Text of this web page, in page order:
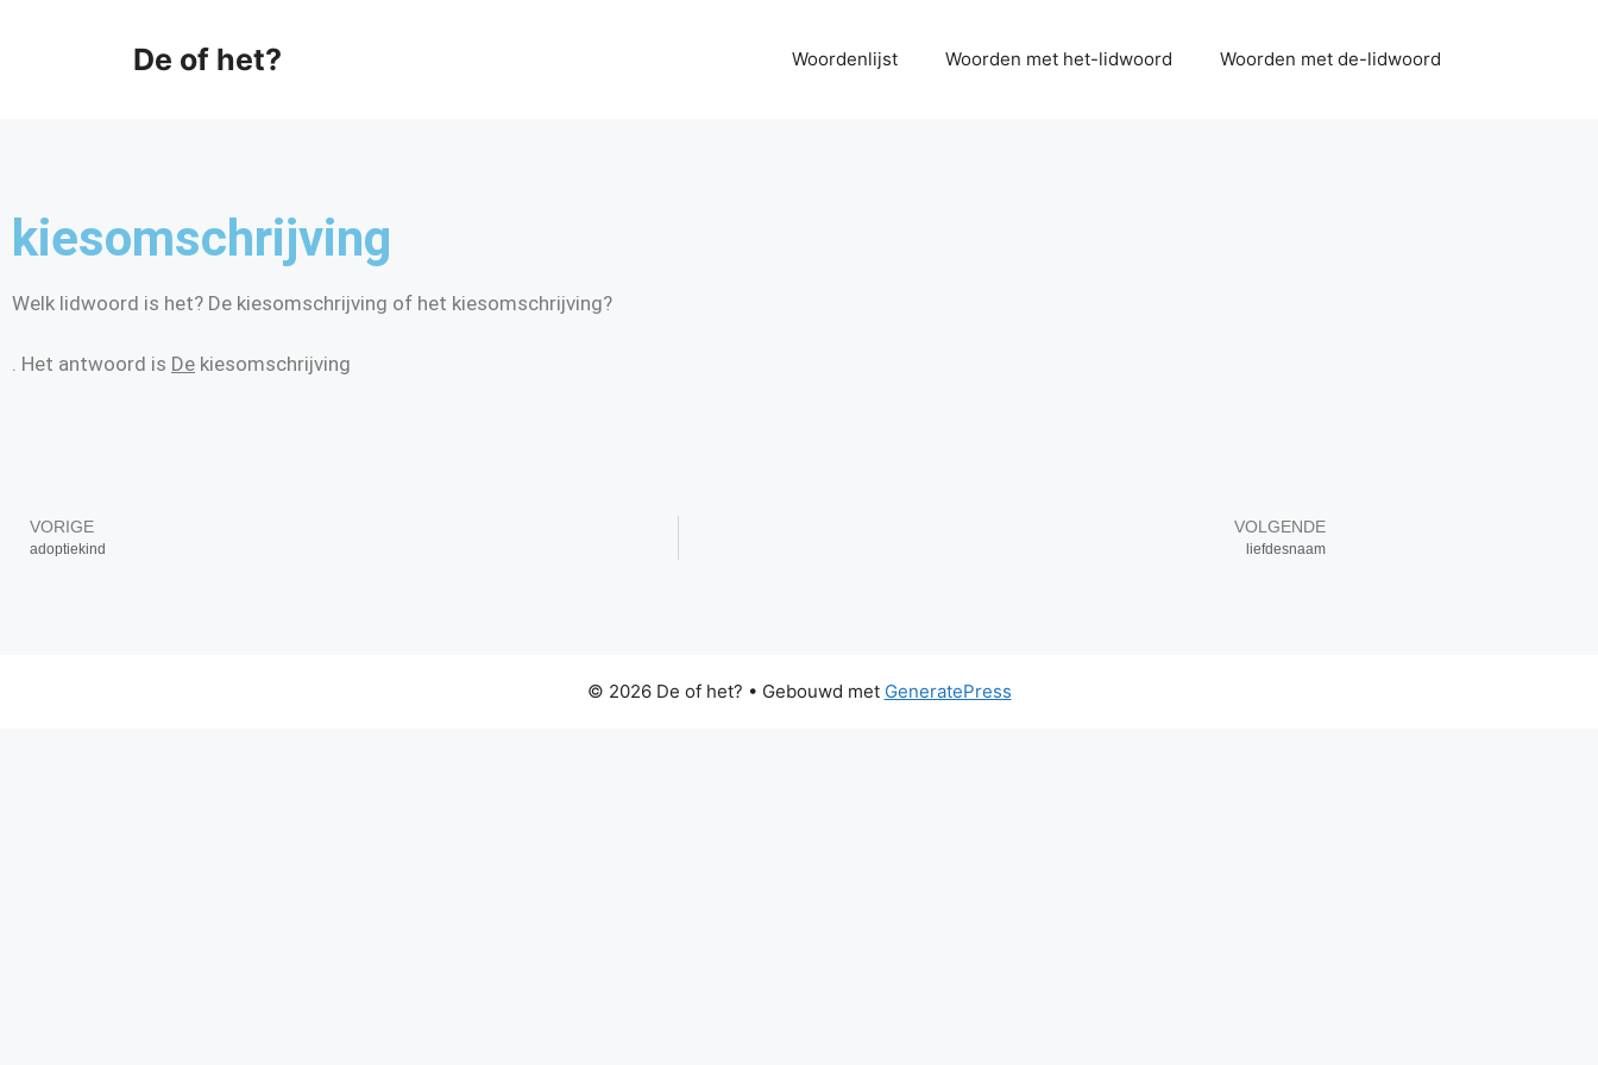
De of het? Woordenlijst Woorden met het-lidwoord Woorden met de-lidwoord
kiesomschrijving
Welk lidwoord is het? De kiesomschrijving of het kiesomschrijving?
. Het antwoord is De kiesomschrijving
VORIGE
adoptiekind
VOLGENDE
liefdesnaam
© 2026 De of het? • Gebouwd met GeneratePress